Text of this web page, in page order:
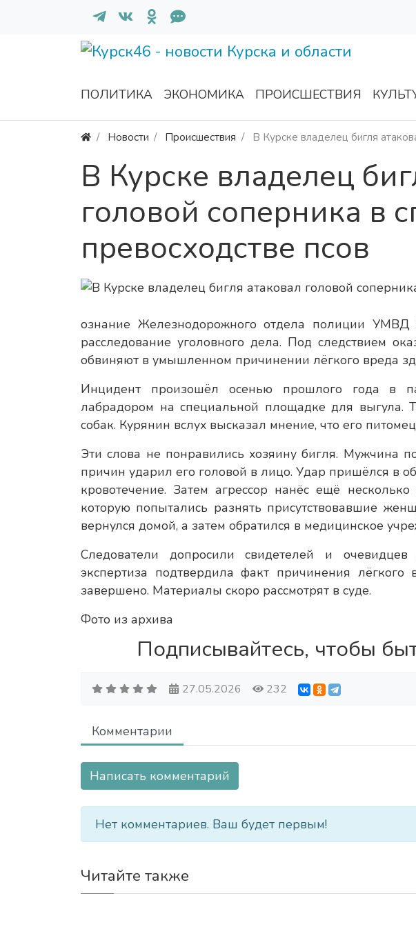
ПОЛИТИКА ЭКОНОМИКА ПРОИСШЕСТВИЯ
Новости Происшествия В Курске владелец бигля
В Курске владелец
головой соперника в
превосходстве псов
ознание Железнодорожного отдела полиции УМВД
расследование уголовного дела. Под следствием
обвиняют в умышленном причинении лёгкого вреда
Инцидент произошёл осенью прошлого года в
лабрадором на специальной площадке для выгула.
собак. Курянин вслух высказал мнение, что его
Эти слова не понравились хозяину бигля. Мужчина
причин ударил его головой в лицо. Удар пришёлся в
кровотечение. Затем агрессор нанёс ещё
которую попытались разнять присутствовавшие
вернулся домой, а затем обратился в медицинское
Следователи допросили свидетелей и очевидцев
экспертиза подтвердила факт причинения
завершено. Материалы скоро рассмотрят в суде.
Фото из архива
Подписывайтесь, чтобы
27.05.2026 232
Комментарии
Написать комментарий
Нет комментариев. Ваш будет первым!
Читайте также